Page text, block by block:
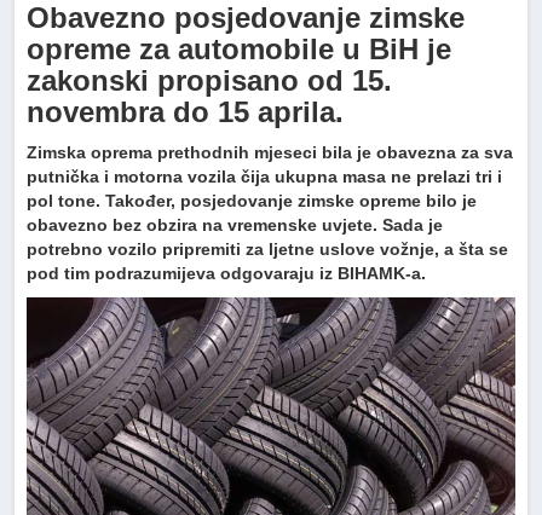
Obavezno posjedovanje zimske
opreme za automobile u BiH je
zakonski propisano od 15.
novembra do 15 aprila.
Zimska oprema prethodnih mjeseci bila je obavezna za sva
putnička i motorna vozila čija ukupna masa ne prelazi tri i
pol tone.Također, posjedovanje zimske opreme bilo je
obavezno bez obzira na vremenske uvjete. Sada je
potrebno vozilo pripremiti za ljetne uslove vožnje, a šta se
pod tim podrazumijeva odgovaraju iz BIHAMK-a.